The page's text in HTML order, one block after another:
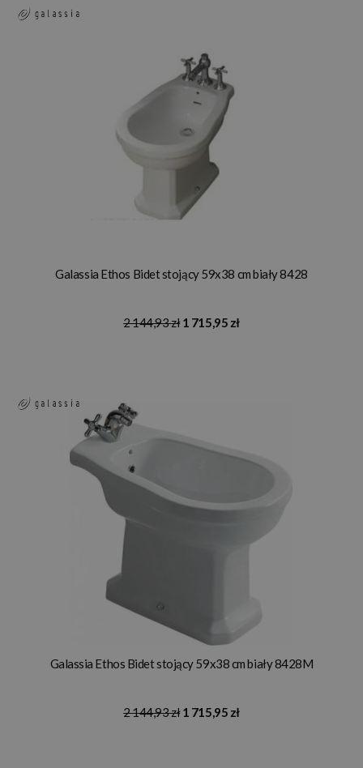
Galassia Ethos Bidet stojący 59x38 cm biały 8428
2 144,93 zł 1 715,95 zł
Galassia Ethos Bidet stojący 59x38 cm biały 8428M
2 144,93 zł 1 715,95 zł